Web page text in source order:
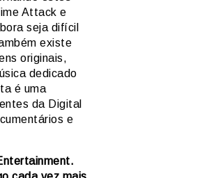
Attack e
seja difícil
existe
originais,
dedicado
é uma
da Digital
e